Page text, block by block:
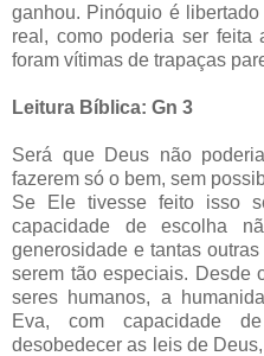
ganhou. Pinóquio é
real, como poderia ser feita
foram vítimas de trapaças
Leitura Bíblica: Gn 3
Será que Deus não
fazerem só o bem, sem
Se Ele tivesse feito isso
capacidade de escolha
generosidade e tantas
serem tão especiais. Desde
seres humanos, a
Eva, com capacidade
desobedecer as leis de